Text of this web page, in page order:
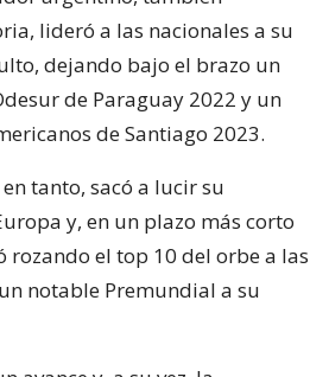
lideró a las nacionales a su
dejando bajo el brazo un
de Paraguay 2022 y un
de Santiago 2023.
en tanto, sacó a lucir su
y, en un plazo más corto
rozando el top 10 del orbe a las
notable Premundial a su